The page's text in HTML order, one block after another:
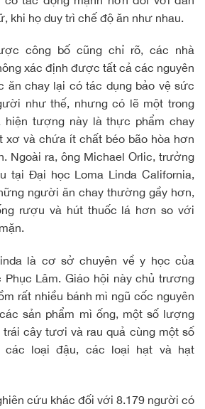
khi họ duy trì chế độ ăn như nhau.
công bố cũng chỉ rõ, các nhà
xác định được tất cả các nguyên
ăn chay lại có tác dụng bảo vệ sức
như thế, nhưng có lẽ một trong
hiện tượng này là thực phẩm chay
xơ và chứa ít chất béo bão hòa hơn
Ngoài ra, ông Michael Orlic, trưởng
tại Đại học Loma Linda California,
người ăn chay thường gầy hơn,
rượu và hút thuốc lá hơn so với
là cơ sở chuyên về y học của
Lâm. Giáo hội này chủ trương
rất nhiều bánh mì ngũ cốc nguyên
sản phẩm mì ống, một số lượng
cây tươi và rau quả cùng một số
các loại đậu, các loại hạt và hạt
cứu khác đối với 8.179 người có